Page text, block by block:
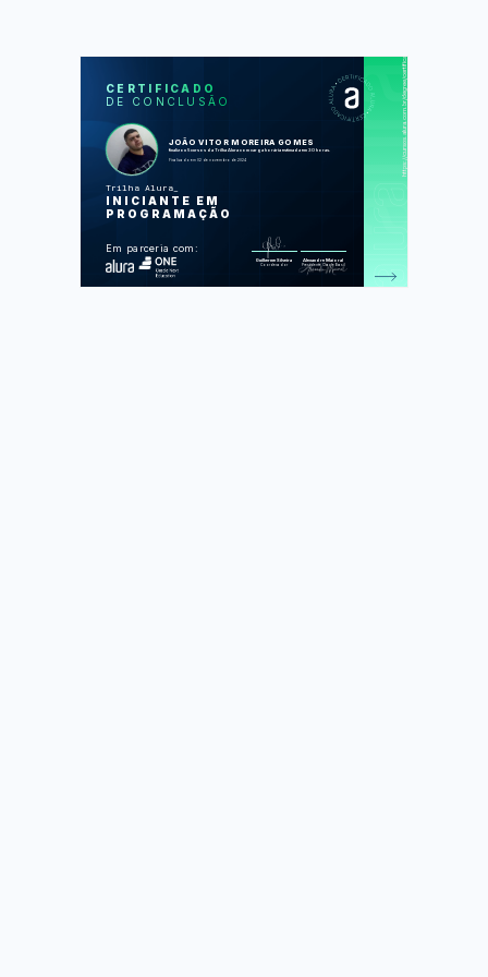
CERTIFICADO
DE CONCLUSÃO
JOÃO VITOR MOREIRA GOMES
finalizou 5 cursos da Trilha Alura com carga horária estimada em 30 horas.
Finalizado em 02 de novembro de 2024
Trilha Alura
INICIANTE EM
PROGRAMAÇÃO
Em parceria com:
Guilherme Silveira
Coordenador
Alexandre Maioral
Presidente Oracle Brasil
CUR
SOS
Começando em Programação: carreira
e primeiros passos
programação com JavaScript
Lógica de programação: explore